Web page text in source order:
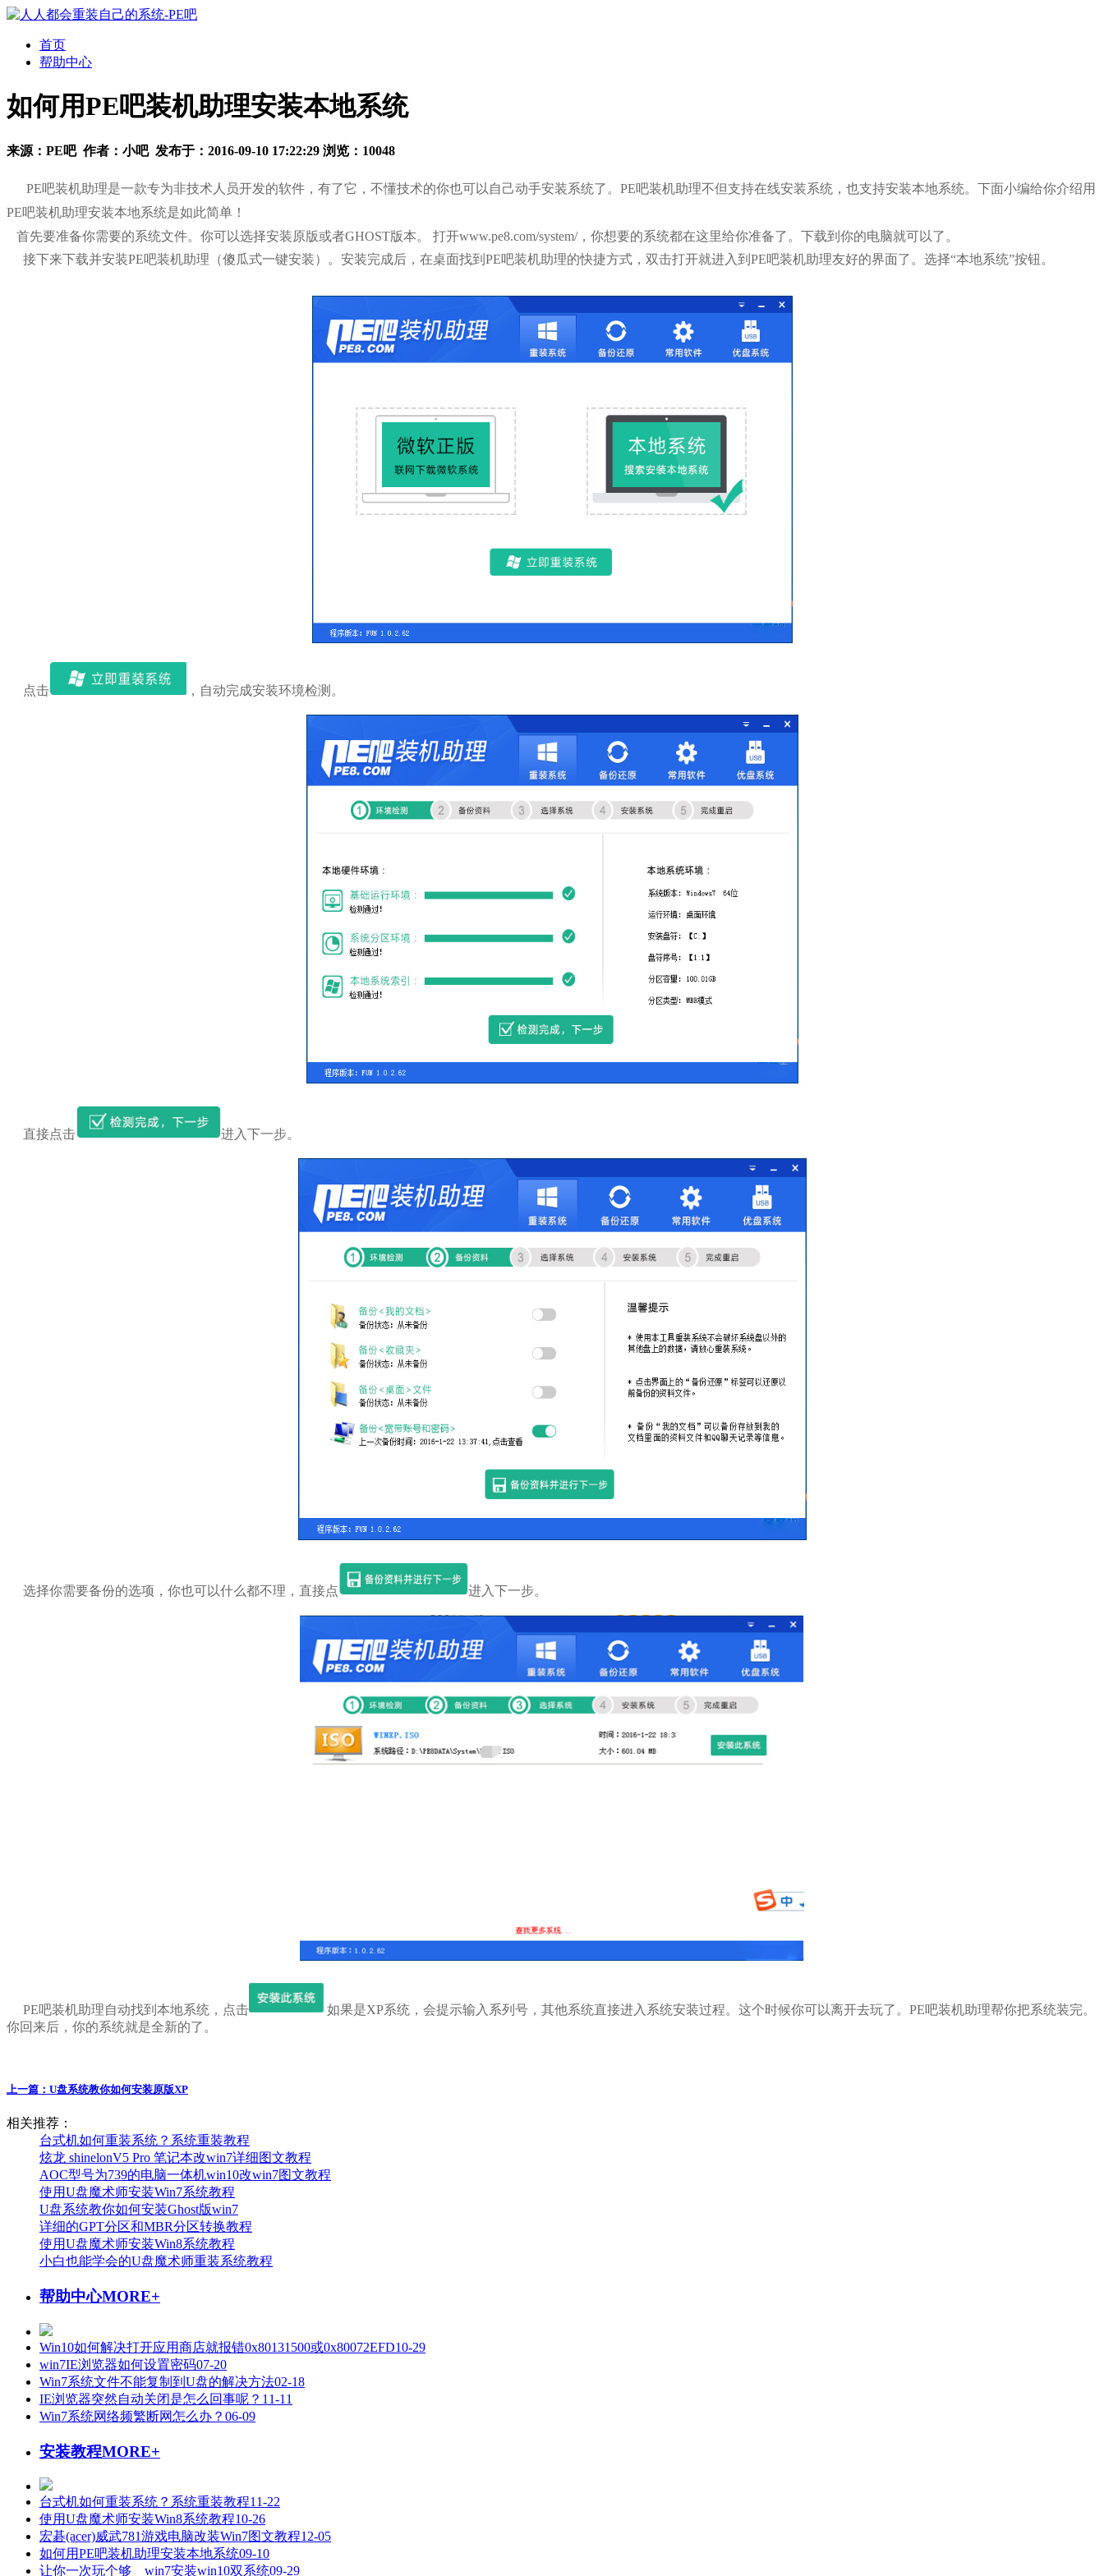
首页
帮助中心
如何用PE吧装机助理安装本地系统
来源： PE吧作者： 小吧发布于： 2016-09-10 17:22:29 浏览： 10048
PE吧装机助理是一款专为非技术人员开发的软件，有了它，不懂技术的你也可以自己动手安装系统了。PE吧装机助理不但支持在线安装系统，也支持安装本地系统。下面小编给你介绍用
PE吧装机助理安装本地系统是如此简单！
首先要准备你需要的系统文件。你可以选择安装原版或者GHOST版本。 打开www.pe8.com/system/，你想要的系统都在这里给你准备了。下载到你的电脑就可以了。
接下来下载并安装PE吧装机助理（傻瓜式一键安装）。安装完成后，在桌面找到PE吧装机助理的快捷方式 ，双击打开就进入到PE吧装机助理友好的界面了。选择“本地系统”按钮。
点击 ，自动完成安装环境检测。
直接点击 进入下一步。
选择你需要备份的选项，你也可以什么都不理，直接点 进入下一步。
PE吧装机助理自动找到本地系统，点击
如果是XP系统，会提示输入系列号，其他系统直接进入系统安装过程。这个时候你可以离开去玩了。PE吧装机助理帮你把系统装完。
你回来后，你的系统就是全新的了。
上一篇： U盘系统教你如何安装原版XP
相关推荐：
台式机如何重装系统？系统重装教程
炫龙 shinelonV5 Pro 笔记本改win7详细图文教程
AOC型号为739的电脑一体机win10改win7图文教程
使用U盘魔术师安装Win7系统教程
U盘系统教你如何安装Ghost版win7
详细的GPT分区和MBR分区转换教程
使用U盘魔术师安装Win8系统教程
小白也能学会的U盘魔术师重装系统教程
帮助中心MORE+
Win10如何解决打开应用商店就报错0x80131500或0x80072EFD10-29
win7IE浏览器如何设置密码07-20
Win7系统文件不能复制到U盘的解决方法02-18
IE浏览器突然自动关闭是怎么回事呢？ 11-11
Win7系统网络频繁断网怎么办？ 06-09
安装教程MORE+
台式机如何重装系统？系统重装教程11-22
使用U盘魔术师安装Win8系统教程10-26
宏碁(acer)威武781游戏电脑改装Win7图文教程12-05
如何用PE吧装机助理安装本地系统09-10
让你一次玩个够 win7安装win10双系统09-29